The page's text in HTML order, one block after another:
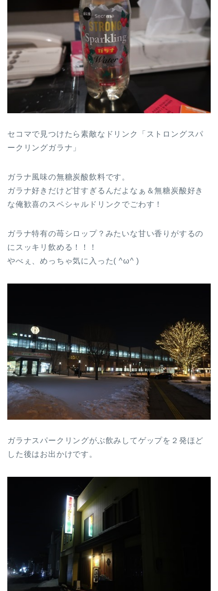
セコマで見つけたら素敵なドリンク「ストロングスパ
ークリングガラナ」
ガラナ風味の無糖炭酸飲料です。
ガラナ好きだけど甘すぎるんだよなぁ＆無糖炭酸好き
な俺歓喜のスペシャルドリンクでごわす！
ガラナ特有の苺シロップ？みたいな甘い香りがするの
にスッキリ飲める！！！
やべぇ、めっちゃ気に入った( ^ω^ )
ガラナスパークリングがぶ飲みしてゲップを２発ほど
した後はお出かけです。